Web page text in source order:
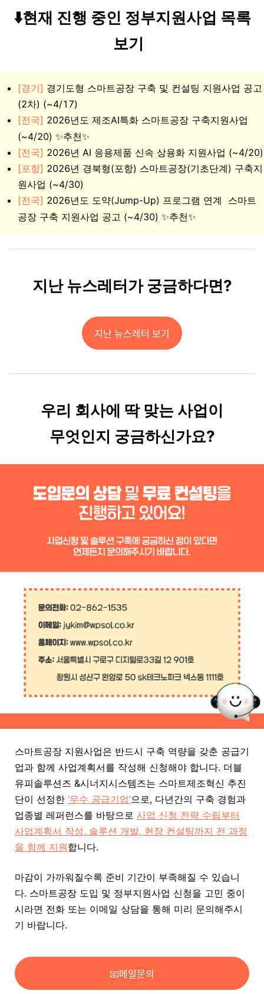
⬇️현재 진행 중인 정부지원사업 목록
보기
[경기] 경기도형 스마트공장 구축 및 컨설팅 지원사업 공고
(2차) (~4/17)
[전국] 2026년도 제조AI특화 스마트공장 구축지원사업
(~4/20) ✨추천✨
[전국] 2026년 AI 응용제품 신속 상용화 지원사업 (~4/20)
[포항] 2026년 경북형(포항) 스마트공장(기초단계) 구축지
원사업 (~4/30)
[전국] 2026년도 도약(Jump-Up) 프로그램 연계 스마트
공장 구축 지원사업 공고 (~4/30) ✨추천✨
지난 뉴스레터가 궁금하다면?
지난 뉴스레터 보기
우리 회사에 딱 맞는 사업이
무엇인지 궁금하신가요?
스마트공장 지원사업은 반드시 구축 역량을 갖춘 공급기
업과 함께 사업계획서를 작성해 신청해야 합니다. 더블
유피솔루션즈 &시너지시스템즈는 스마트제조혁신 추진
단이 선정한 ‘우수 공급기업’으로, 다년간의 구축 경험과
업종별 레퍼런스를 바탕으로 사업 신청 전략 수립부터
사업계획서 작성, 솔루션 개발, 현장 컨설팅까지 전 과정
을 함께 지원합니다.
마감이 가까워질수록 준비 기간이 부족해질 수 있습니
다. 스마트공장 도입 및 정부지원사업 신청을 고민 중이
시라면 전화 또는 이메일 상담을 통해 미리 문의해주시
기 바랍니다.
📧메일문의